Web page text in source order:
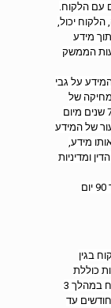
עם הלקוח.
הלקוח יכול,
מידע
הממשק
על גבי
מחיקה של
מידע המצוי במאגרי הגיבוי של החברה בטרם חלפו 7 שנים מיום
של המידע
של אותו מידע,
ומדיניות
5.4. עם סיום ההסכם עם הלקוח החברה רשאית תוך 90 יום
בגין
כוללת
ומצטבר בסך התמורה ששולמה לחברה על ידי הלקוח במהלך 3
שקדמו לאירוע התביעה, ואם טרם חלפו 3 חודשים עד